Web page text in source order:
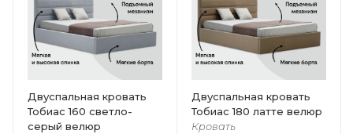
Двуспальная кровать
Тобиас 160 светло-
серый велюр
Двуспальная кровать
Тобиас 180 латте велюр
Кровать